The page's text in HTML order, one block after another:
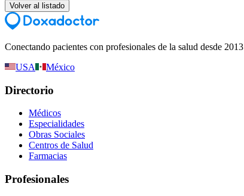
Volver al listado
Conectando pacientes con profesionales de la salud desde 2013
USA
México
Directorio
Médicos
Especialidades
Obras Sociales
Centros de Salud
Farmacias
Profesionales